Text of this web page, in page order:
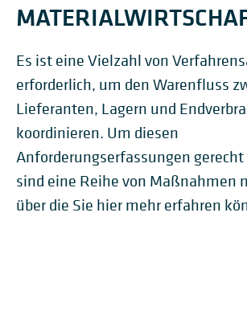
Es ist eine Vielzahl von
erforderlich, um den Warenfluss
Lieferanten, Lagern und
koordinieren. Um diesen
Anforderungserfassungen gerecht
sind eine Reihe von Maßnahmen
über die Sie hier mehr erfahren